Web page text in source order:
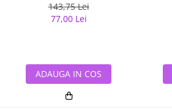
143,75 Lei
77,00 Lei
ADAUGA IN COS